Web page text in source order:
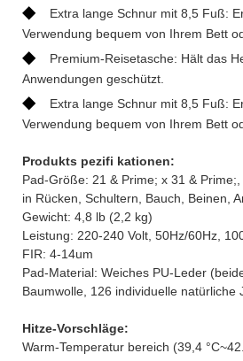
◆
Extra lange Schnur mit 8,5 Fuß:
Verwendung bequem von Ihrem Bett
◆
Premium-Reisetasche: Hält das
Anwendungen geschützt.
◆
Extra lange Schnur mit 8,5 Fuß:
Verwendung bequem von Ihrem Bett
Produkts pezifi kationen:
Pad-Größe: 21 & Prime; x 31 &
in Rücken, Schultern, Bauch, Beinen,
Gewicht: 4,8 lb (2,2 kg)
Leistung: 220-240 Volt, 50Hz/60Hz,
FIR: 4-14um
Pad-Material: Weiches PU-Leder
Baumwolle, 126 individuelle natürliche
Hitze-Vorschläge:
Warm-Temperatur bereich (39,4